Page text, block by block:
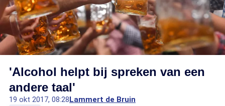
'Alcohol helpt bij spreken van een
andere taal'
19 okt 2017, 08:28Lammert de Bruin